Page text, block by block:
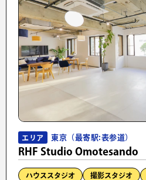
エリア 東京（最寄駅:表参道）
RHF Studio Omotesando
ハウススタジオ 撮影スタジオ